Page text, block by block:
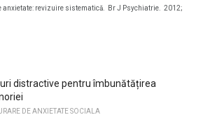
revizuire sistematică. Br J Psychiatrie. 2012;
distractive pentru îmbunătățirea
DE ANXIETATE SOCIALA